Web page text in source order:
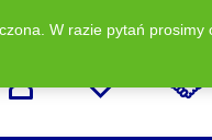
Zadzwoń i zamów: +48
W razie pytań prosimy